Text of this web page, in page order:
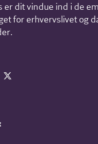
er dit vindue ind i de
for erhvervslivet og